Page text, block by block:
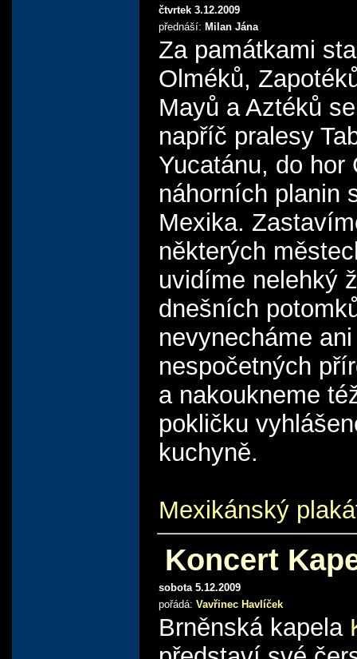
čtvrtek 3.12.2009
přednáší: Milan Jána
Za památkami
Olméků,
Mayů a Aztéků
napříč pralesy
Yucatánu, do hor
náhorních planin
Mexika.
některých
uvidíme nelehký
dnešních
nevynecháme
nespočetných
a nakoukneme
pokličku
kuchyně.
Mexikánský
Koncert
sobota 5.12.2009
pořádá: Vavřinec Havlíček
Brněnská kapela